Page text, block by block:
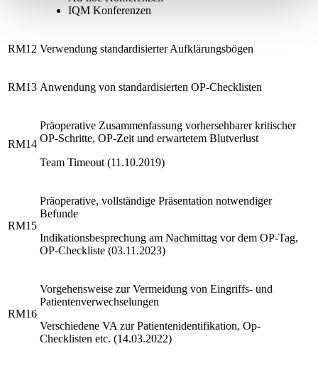
IQM Konferenzen
RM12 Verwendung standardisierter Aufklärungsbögen
RM13 Anwendung von standardisierten OP-Checklisten
RM14
Präoperative Zusammenfassung vorhersehbarer kritischer
OP-Schritte, OP-Zeit und erwartetem Blutverlust
Team Timeout (11.10.2019)
RM15
Präoperative, vollständige Präsentation notwendiger
Befunde
Indikationsbesprechung am Nachmittag vor dem OP-Tag,
OP-Checkliste (03.11.2023)
RM16
Vorgehensweise zur Vermeidung von Eingriffs- und
Patientenverwechselungen
Verschiedene VA zur Patientenidentifikation, Op-
Checklisten etc. (14.03.2022)